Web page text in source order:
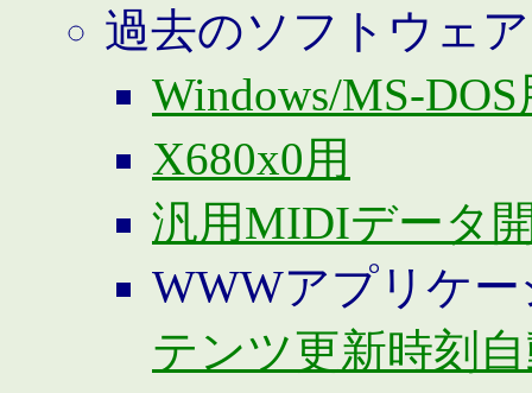
過去のソフトウェア
Windows/MS-DOS
X680x0用
汎用MIDIデータ
WWWアプリケ
テンツ更新時刻